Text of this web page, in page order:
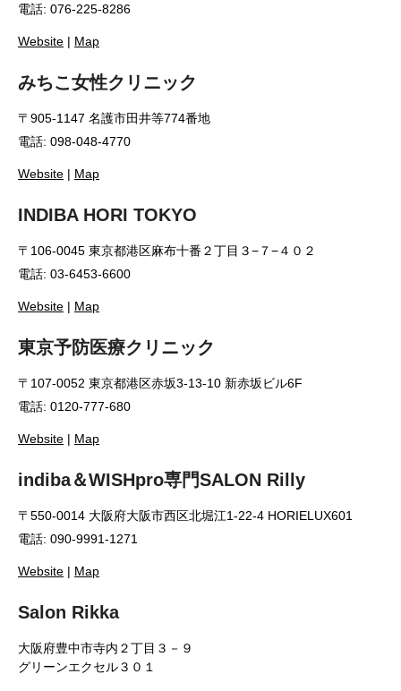
電話: 076-225-8286
Website | Map
みちこ女性クリニック
〒905-1147 名護市田井等774番地
電話: 098-048-4770
Website | Map
INDIBA HORI TOKYO
〒106-0045 東京都港区麻布十番２丁目３−７−４０２
電話: 03-6453-6600
Website | Map
東京予防医療クリニック
〒107-0052 東京都港区赤坂3-13-10 新赤坂ビル6F
電話: 0120-777-680
Website | Map
indiba＆WISHpro専門SALON Rilly
〒550-0014 大阪府大阪市西区北堀江1-22-4 HORIELUX601
電話: 090-9991-1271
Website | Map
Salon Rikka
大阪府豊中市寺内２丁目３－９
グリーンエクセル３０１